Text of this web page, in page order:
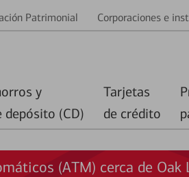
Patrimonial Corporaciones e
y
(CD)
Tarjetas
de crédito
(ATM) cerca de Oak